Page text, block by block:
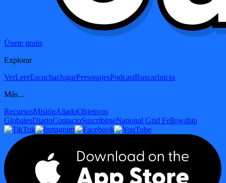
Únete gratis
Explorar
VerLeerEscucharJugarPersonajesPodcastBuscarInicio
Más...
RecursosMisiónAliadoObjetivos
GlobalesDiarioContactoSuscribirseNational Grid Fellowship